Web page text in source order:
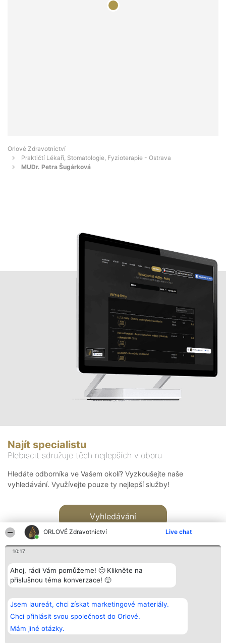
ORLOVÉ Zdravotnictví Live chat
10:17
Ahoj, rádi Vám pomůžeme! 🙂 Klikněte na
příslušnou téma konverzace! 🙂
Jsem laureát, chci získat marketingové materiály.
Chci přihlásit svou společnost do Orlové.
Mám jiné otázky.
Orlové Zdravotnictví
Praktičtí Lékaři, Stomatologie, Fyzioterapie - Ostrava
MUDr. Petra Šugárková
Najít specialistu
Plebiscit sdružuje těch nejlepších v oboru
Hledáte odborníka ve Vašem okolí? Vyzkoušejte naše
vyhledávání. Využívejte pouze ty nejlepší služby!
Vyhledávání
Bright Side Solutions sp. z o.
o. sp. k.
ul. Ruska 22
Wrocław 50-079
KRS 0000749100 | Regon
381313360 | NIP 8943132676
Vítězové
Seznam všech
laureátů
Zásady
Zásady
Kontakt